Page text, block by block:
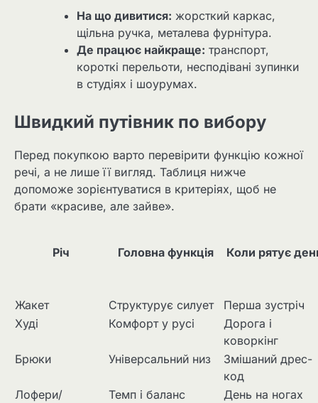
На що дивитися: жорсткий каркас,
щільна ручка, металева фурнітура.
Де працює найкраще: транспорт,
короткі перельоти, несподівані зупинки
в студіях і шоурумах.
Швидкий путівник по вибору
Перед покупкою варто перевірити функцію кожної
речі, а не лише її вигляд. Таблиця нижче
допоможе зорієнтуватися в критеріях, щоб не
брати «красиве, але зайве».
Річ Головна функція Коли рятує
Жакет Структурує силует
Перша зустріч
Худі
Комфорт у русі
Дорога і
коворкінг
Брюки
Універсальний низ
Змішаний дрес-
код
Лофери/
Темп і баланс День на ногах